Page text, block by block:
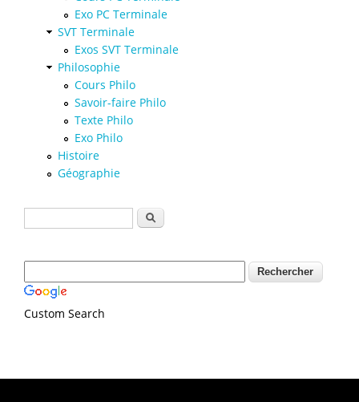
Exo PC Terminale
SVT Terminale
Exos SVT Terminale
Philosophie
Cours Philo
Savoir-faire Philo
Texte Philo
Exo Philo
Histoire
Géographie
Formulaire de recherche
Rechercher
Custom Search